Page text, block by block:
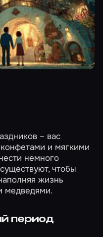
– вас
конфетами и мягкими
немного
чтобы
жизнь
медведями.
период